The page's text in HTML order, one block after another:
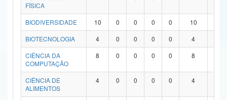
Advocacia-Geral da União
Banco Central do Brasil
FÍSICA
BIODIVERSIDADE 10 0 0 0 0 10
BIOTECNOLOGIA
4 0 0 0 0 4
CIÊNCIA DA
COMPUTAÇÃO
8 0 0 0 0 8
CIÊNCIA DE
ALIMENTOS
4 0 0 0 0 4